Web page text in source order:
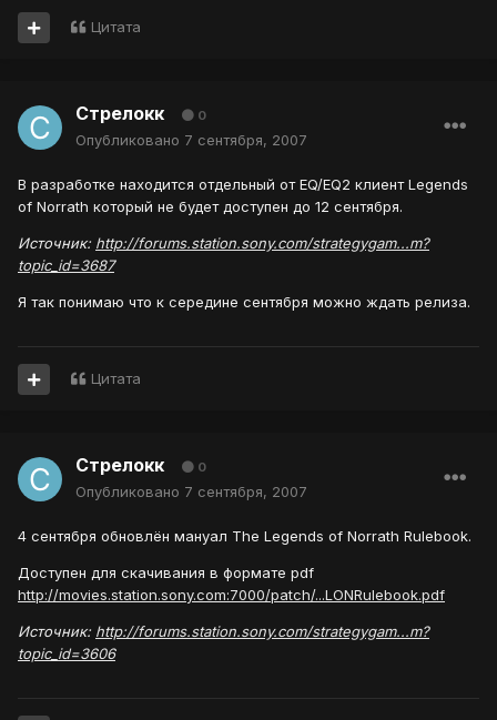
Цитата
Стрелокк 0
Опубликовано 7 сентября, 2007
В разработке находится отдельный от EQ/EQ2 клиент Legends
of Norrath который не будет доступен до 12 сентября.
Источник: http://forums.station.sony.com/strategygam...m?
topic_id=3687
Я так понимаю что к середине сентября можно ждать релиза.
Цитата
Стрелокк 0
Опубликовано 7 сентября, 2007
4 сентября обновлён мануал The Legends of Norrath Rulebook.
Доступен для скачивания в формате pdf
http://movies.station.sony.com:7000/patch/...LONRulebook.pdf
Источник: http://forums.station.sony.com/strategygam...m?
topic_id=3606